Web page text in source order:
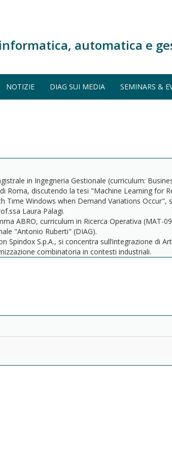
automatica e
NOTIZIE DIAG SUI MEDIA SEMINARS &
in Ingegneria Gestionale (curriculum:
Roma, discutendo la tesi "Machine Learning for
Time Windows when Demand Variations Occur",
Laura Palagi.
ABRO, curriculum in Ricerca Operativa (MAT-
"Antonio Ruberti" (DIAG).
Spindox S.p.A., si concentra sull’integrazione di
combinatoria in contesti industriali.